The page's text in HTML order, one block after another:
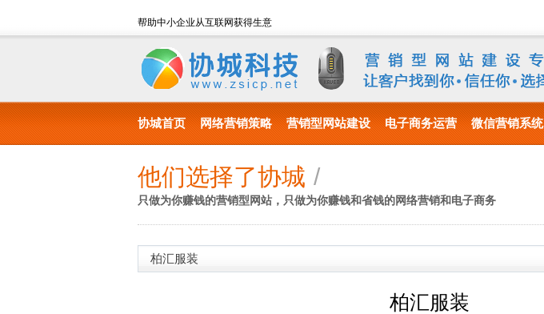
帮助中小企业从互联网获得生意
协城首页 网络营销策略 营销型网站建设 电子商务运营 微信营销系统
他们选择了协城 /
只做为你赚钱的营销型网站，只做为你赚钱和省钱的网络营销和电子商务
柏汇服装
柏汇服装